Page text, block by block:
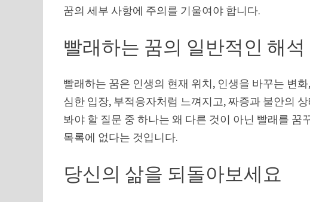
꿈의 세부 사항에 주의를 기울여야 합니다.
빨래하는 꿈의 일반적인 해석
빨래하는 꿈은 인생의 현재 위치, 인생을 바꾸는 변
심한 입장, 부적응자처럼 느껴지고, 짜증과 불안의
봐야 할 질문 중 하나는 왜 다른 것이 아닌 빨래를
목록에 없다는 것입니다.
당신의 삶을 되돌아보세요